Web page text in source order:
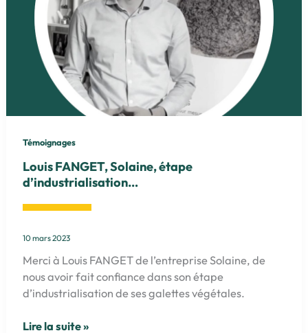
Témoignages
Louis FANGET, Solaine, étape
d’industrialisation…
10 mars 2023
Merci à Louis FANGET de l’entreprise Solaine, de
nous avoir fait confiance dans son étape
d’industrialisation de ses galettes végétales.
Louis
Lire la suite »